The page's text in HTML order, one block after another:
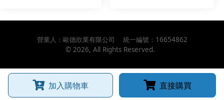
加入購物車 直接購買
營業人： 歐德欣業有限公司 統一編號： 16654862
© 2026, All Rights Reserved.